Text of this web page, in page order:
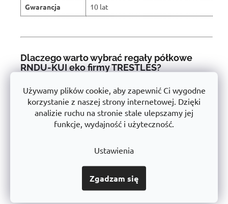
Używamy plików cookie, aby zapewnić Ci wygodne
korzystanie z naszej strony internetowej. Dzięki
analizie ruchu na stronie stale ulepszamy jej
funkcje, wydajność i użyteczność.
Ustawienia
Zgadzam się
Gwarancja
10 lat
Dlaczego warto wybrać regały półkowe
RNDU-KUI eko firmy TRESTLES?
Firma TRESTLES a.s. jest Czeski producent z długą tradycją
w dziedzinie regałów metalowych i technologii transportu.
Dzięki produkcji naw pełni zautomatyzowanych liniach
utrzymujemy Stabilna seria produktów, które spełniają
najwyższe standardy jakościowe.
przetestowana pod kątem dużego obciążenia.
Gwarantowana nośność- każdy regał jest certyfikowany
dla podanego obciążenia.
Doskonała ergonomia
- łatwa obsługa i regulacja